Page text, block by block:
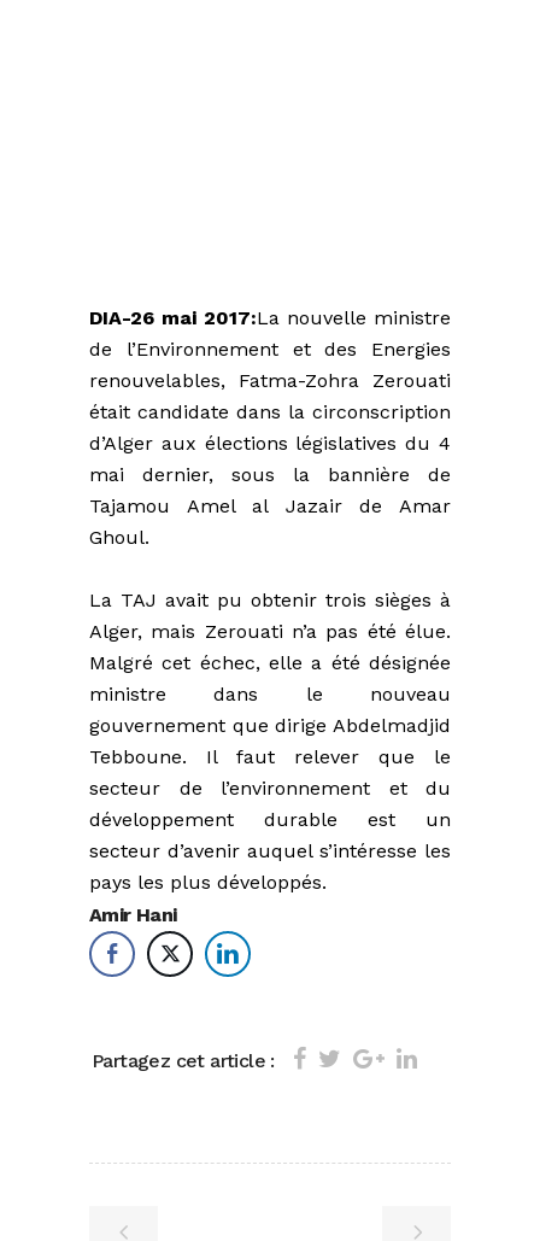
DIA-26 mai 2017:La nouvelle ministre
de l’Environnement et des Energies
renouvelables, Fatma-Zohra Zerouati
était candidate dans la circonscription
d’Alger aux élections législatives du 4
mai dernier, sous la bannière de
Tajamou Amel al Jazair de Amar
Ghoul.
La TAJ avait pu obtenir trois sièges à
Alger, mais Zerouati n’a pas été élue.
Malgré cet échec, elle a été désignée
ministre dans le nouveau
gouvernement que dirige Abdelmadjid
Tebboune. Il faut relever que le
secteur de l’environnement et du
développement durable est un
secteur d’avenir auquel s’intéresse les
pays les plus développés.
Amir Hani
Partagez cet article :